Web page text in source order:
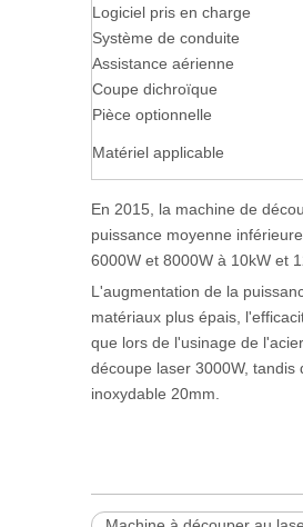
Logiciel pris en charge
Système de conduite
Assistance aérienne
Coupe dichroïque
Pièce optionnelle
Matériel applicable
En 2015, la machine de
puissance moyenne
6000W et 8000W à 10kW et
L'augmentation de la
matériaux plus épais,
que lors de l'usinage de
découpe laser 3000W,
inoxydable 20mm.